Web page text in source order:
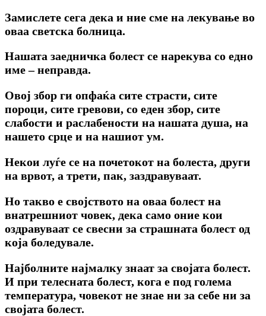
Замислете сега дека и ние сме на лекување во
оваа светска болница.
Нашата заедничка болест се нарекува co едно
име – неправда.
Овој збор ги опфаќа сите страсти, сите
пороци, сите гревови, co еден збор, сите
слабости и раслабености на нашата душа, на
нашето срце и на нашиот ум.
Некои луѓе се на почетокот на болеста, други
на врвот, а трети, пак, заздравуваат.
Но такво е својството на оваа болест на
внатрешниот човек, дека само оние кои
оздравуваат се свесни за страшната болест од
која боледувале.
Најболните најмалку знаат за својата болест.
И при телесната болест, кога е под голема
температура, човекот не знае ни за себе ни за
својата болест.